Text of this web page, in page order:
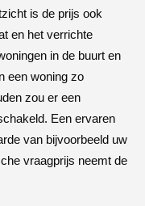
is de prijs ook
en het verrichte
in de buurt en
een woning zo
zou er een
Een ervaren
van bijvoorbeeld uw
vraagprijs neemt de